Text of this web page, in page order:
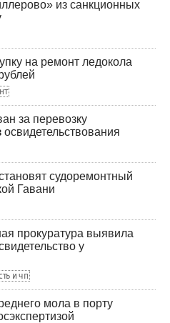
из санкционных
на ремонт ледокола
за перевозку
судоремонтный
Гавани
прокуратура выявила
у
и чп
мола в порту